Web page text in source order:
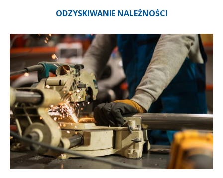
ODZYSKIWANIE NALEŻNOŚCI